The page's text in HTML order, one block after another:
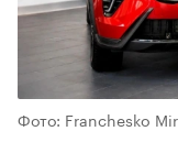
Фото: Franchesko